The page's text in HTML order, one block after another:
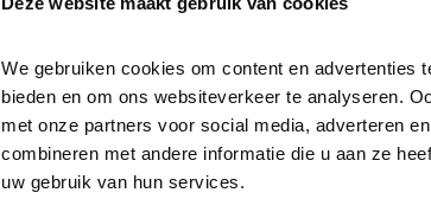
We gebruiken cookies om content en advertenties
bieden en om ons websiteverkeer te analyseren.
met onze partners voor social media, adverteren
combineren met andere informatie die u aan ze
uw gebruik van hun services.